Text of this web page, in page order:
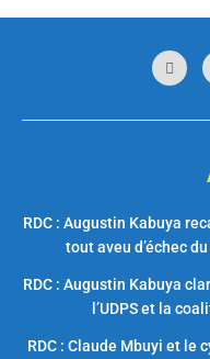
RDC : Augustin Kabuya
tout aveu d’échec
RDC : Augustin Kabuya
l’UDPS et la
RDC : Claude Mbuyi et le